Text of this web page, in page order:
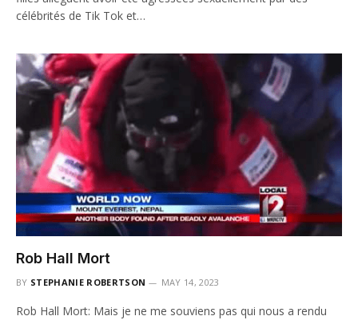
célébrités de Tik Tok et…
Rob Hall Mort
BY STEPHANIE ROBERTSON MAY 14, 2023
Rob Hall Mort: Mais je ne me souviens pas qui nous a rendu